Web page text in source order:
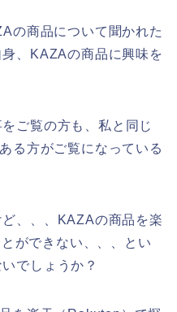
の商品について聞かれた
、KAZAの商品に興味を
ご覧の方も、私と同じ
る方がご覧になっている
、、、KAZAの商品を楽
ができない、、、とい
でしょうか？